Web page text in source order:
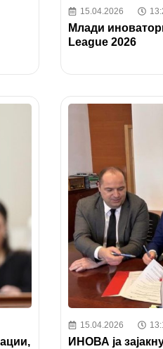
15.04.2026
Млади
League 2026
15.04.2026
ИНОВА ја